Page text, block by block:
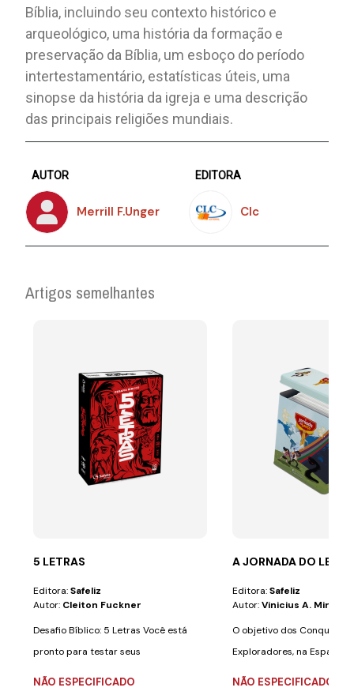
Bíblia, incluindo seu contexto histórico e
arqueológico, uma história da formação e
preservação da Bíblia, um esboço do período
intertestamentário, estatísticas úteis, uma
sinopse da história da igreja e uma descrição
das principais religiões mundiais.
AUTOR
Merrill F.Unger
EDITORA
Clc
Artigos semelhantes
5 LETRAS
Editora:Safeliz
Autor: Cleiton Fuckner
Desafio Bíblico: 5 Letras Você está
pronto para testar seus
NÃO ESPECIFICADO
A JORNADA DO
Editora:Safeliz
Autor:Vinicius A. Miranda
O objetivo dos
Exploradores, na Espanha)
NÃO ESPECIFICADO